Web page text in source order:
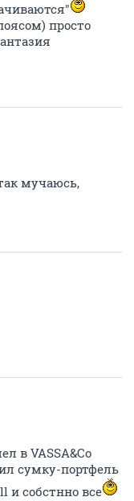
просто
мучаюсь,
в VASSA&Co
сумку-портфель
и собстнно все